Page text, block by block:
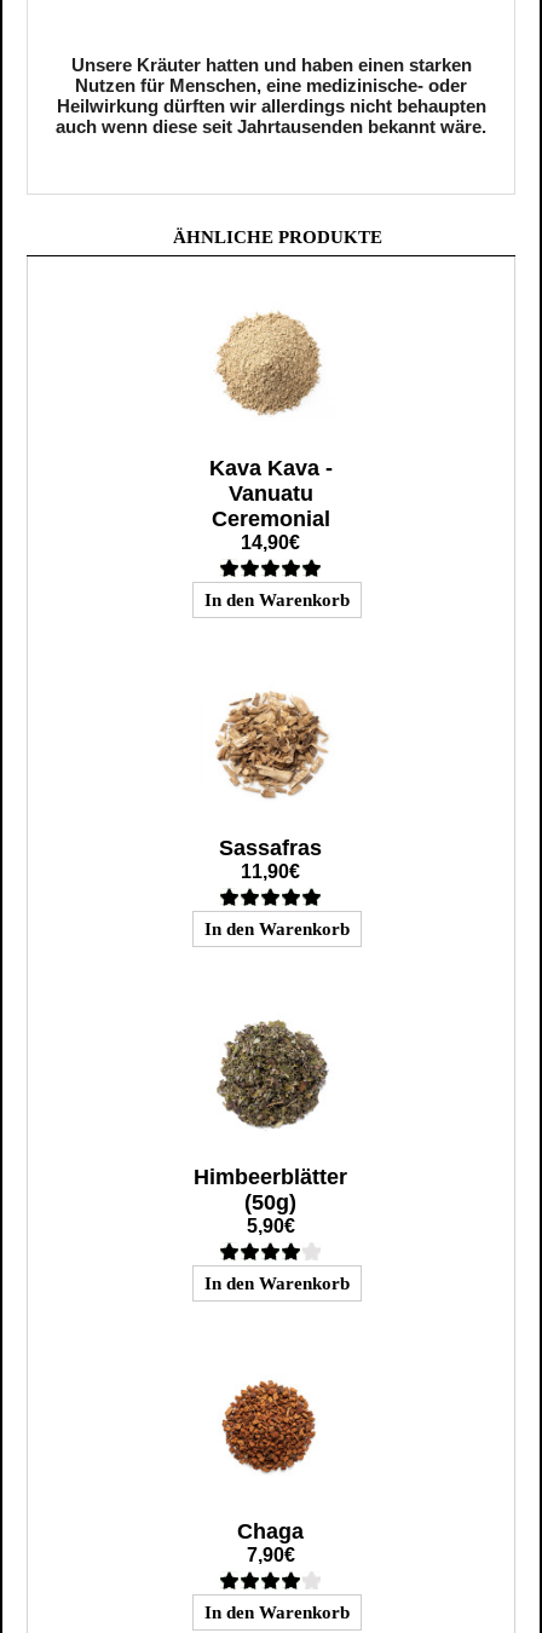
Unsere Kräuter hatten und haben einen starken
Nutzen für Menschen, eine medizinische- oder
Heilwirkung dürften wir allerdings nicht behaupten
auch wenn diese seit Jahrtausenden bekannt wäre.
ÄHNLICHE PRODUKTE
Kava Kava -
Vanuatu
Ceremonial
14,90€
Sassafras
11,90€
Himbeerblätter
(50g)
5,90€
Chaga
7,90€